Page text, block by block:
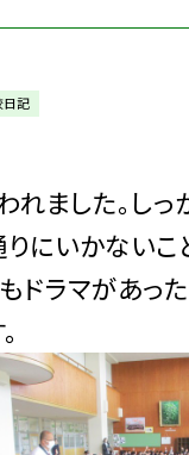
日記
れました。し
にいかないこ
ドラマがあっ